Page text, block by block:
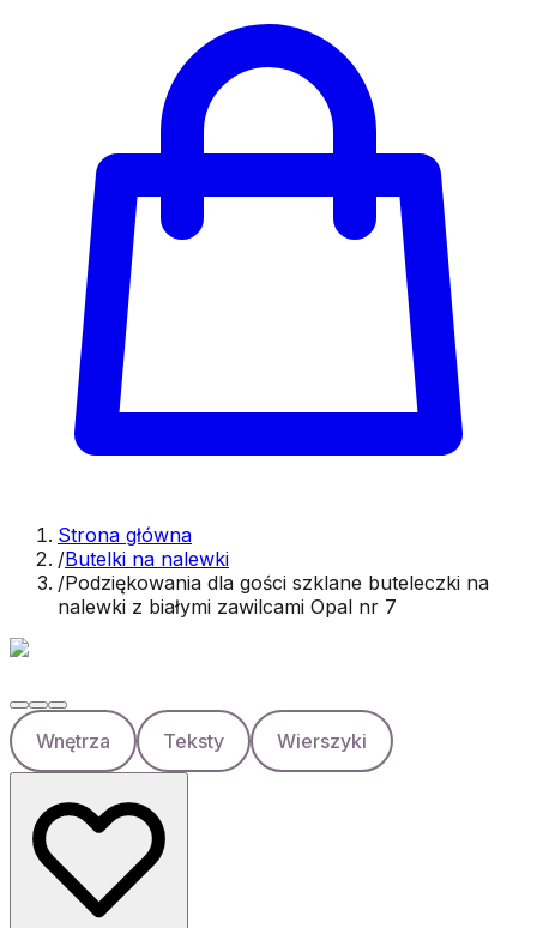
Strona główna
/Butelki na nalewki
/Podziękowania dla gości szklane buteleczki na
nalewki z białymi zawilcami Opal nr 7
Wnętrza Teksty Wierszyki